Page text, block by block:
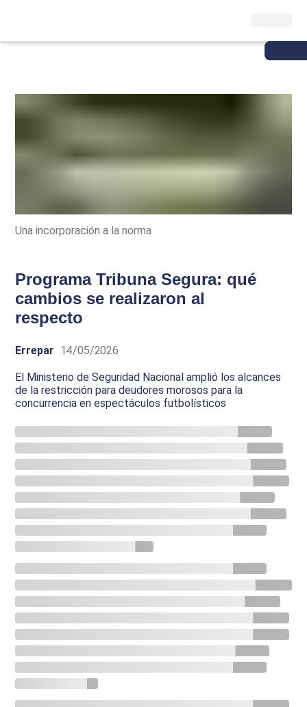
Una incorporación a la norma
Programa Tribuna Segura: qué
cambios se realizaron al
respecto
Errepar 14/05/2026
El Ministerio de Seguridad Nacional amplió los alcances
de la restricción para deudores morosos para la
concurrencia en espectáculos futbolísticos